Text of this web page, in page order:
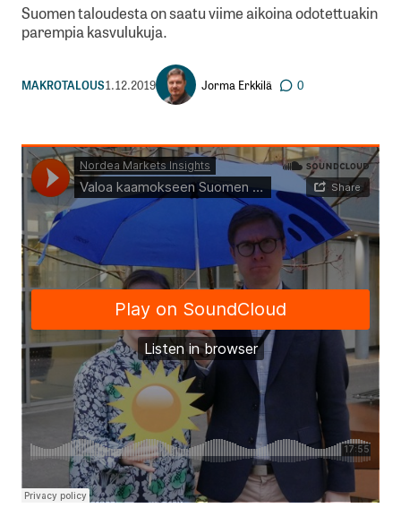
Suomen taloudesta on saatu viime aikoina odotettuakin
parempia kasvulukuja.
MAKROTALOUS1.12.2019 Jorma Erkkilä 0